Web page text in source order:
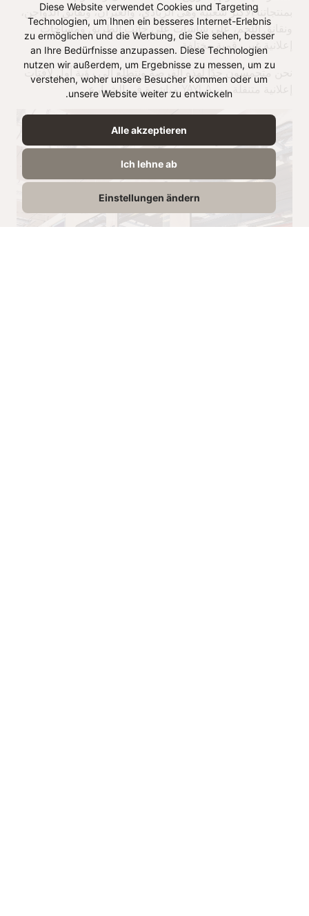
Diese Website verwendet Cookies und Targeting
Technologien, um Ihnen ein besseres Internet-Erlebnis
zu ermöglichen und die Werbung, die Sie sehen, besser
an Ihre Bedürfnisse anzupassen. Diese Technologien
nutzen wir außerdem, um Ergebnisse zu messen, um zu
verstehen, woher unsere Besucher kommen oder um
unsere Website weiter zu entwickeln.
Alle akzeptieren
Ich lehne ab
Einstellungen ändern
بمنتجاتنا الأكثر شعبية وهي الزبادي، والعيران، ونقانق الدواجن،
ونقانق اللحم، على شاشات على جانب الطريق ومساحات
إعلانية غير رقمية مختلفة.
نحن متحمسون جدًا لهذه الفرصة ونتطلع إلى رؤية أول لافتات
إعلانية متنقلة من YAYLA مباشرة في الشوارع.